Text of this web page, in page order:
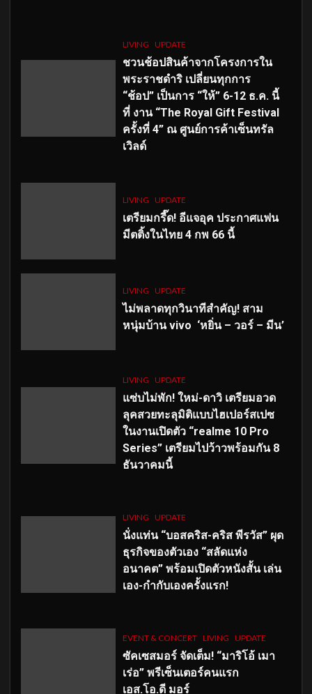
LIVING UPDATE
ชวนช้อปสินค้าจากโครงการใน
พระราชดำริ เปลี่ยนทุกการ
“ช้อป” เป็นการ “ให้” 6-12 ธ.ค. นี้
ที่ งาน “The Royal Gift Festival
ครั้งที่ 4” ณ ศูนย์การค้าเซ็นทรัล
เวิลด์
LIVING UPDATE
เตรียมกรี๊ด! อีแจอุค ประกาศแฟน
มีตติ้งในไทย 4 กพ 66 นี้
LIVING UPDATE
ไม่พลาดทุกวินาทีสำคัญ! สาม
หนุ่มบ้าน vivo ‘หยิ่น – วอร์ – มีน’
LIVING UPDATE
แซ่บไม่พัก! ใหม่-ดาวิ เตรียมอวด
ลุคสวยทะลุมิติแบบไฮเปอร์สเปซ
ในงานเปิดตัว “realme 10 Pro
Series” เตรียมไปว้าวพร้อมกัน 8
ธันวาคมนี้
LIVING UPDATE
นั่งแท่น “บอสคริส-คริส พีรวัส” ผุด
ธุรกิจของตัวเอง “สลัดแห่ง
อนาคต” พร้อมเปิดตัวหนังสั้น เล่น
เอง-กำกับเองครั้งแรก!
EVENT & CONCERT LIVING UPDATE
ซัคเซสมอร์ จัดเต็ม! “มาริโอ้ เมา
เร่อ” พรีเซ็นเตอร์คนแรก
เอส.โอ.ดี มอร์